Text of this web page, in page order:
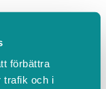
förbättra
trafik och i